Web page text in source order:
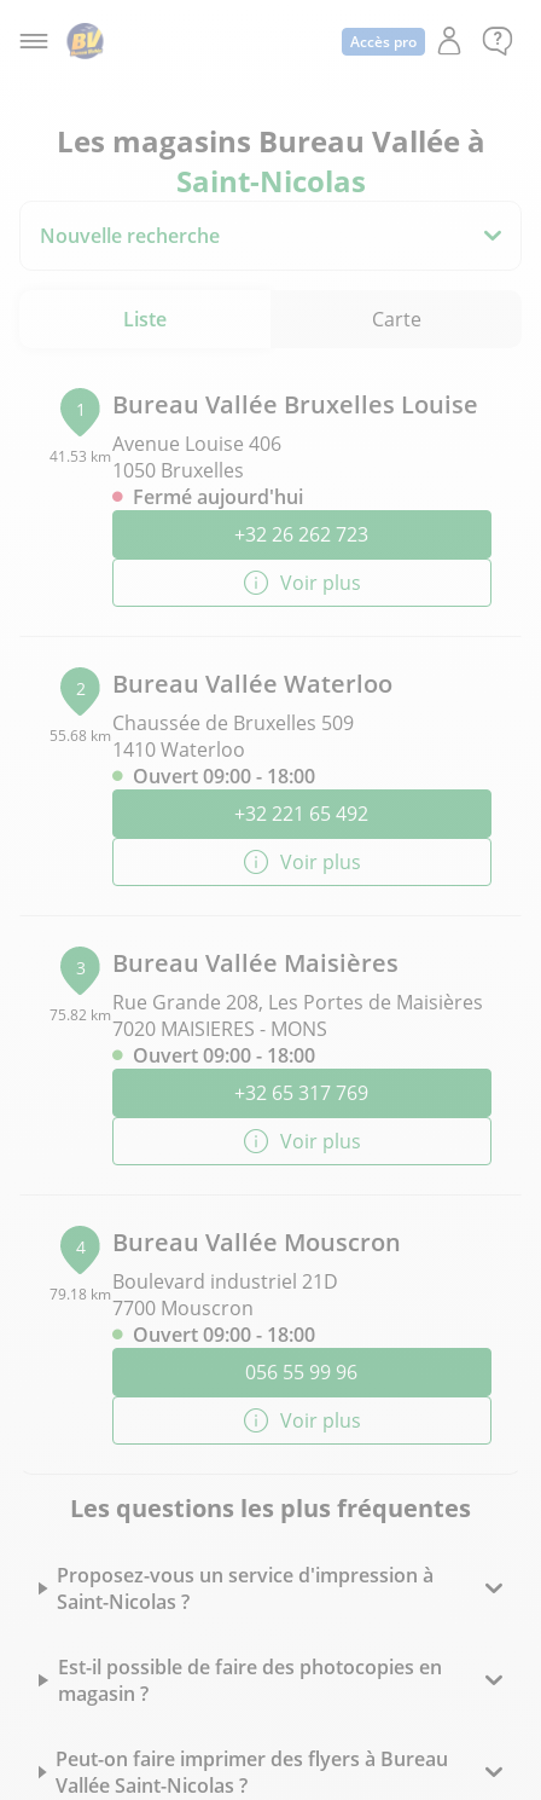
Accès pro
Les magasins Bureau Vallée à
Saint-Nicolas
Nouvelle recherche
Liste Carte
1
41.53 km
Bureau Vallée Bruxelles Louise
Avenue Louise 406
1050 Bruxelles
Fermé aujourd'hui
+32 26 262 723
Voir plus
2
55.68 km
Bureau Vallée Waterloo
Chaussée de Bruxelles 509
1410 Waterloo
Ouvert 09:00 - 18:00
+32 221 65 492
Voir plus
3
75.82 km
Bureau Vallée Maisières
Rue Grande 208, Les Portes de Maisières
7020 MAISIERES - MONS
Ouvert 09:00 - 18:00
+32 65 317 769
Voir plus
4
79.18 km
Bureau Vallée Mouscron
Boulevard industriel 21D
7700 Mouscron
Ouvert 09:00 - 18:00
056 55 99 96
Voir plus
Les questions les plus fréquentes
Proposez-vous un service d'impression à
Saint-Nicolas ?
Est-il possible de faire des photocopies en
magasin ?
Peut-on faire imprimer des flyers à Bureau
Vallée Saint-Nicolas ?